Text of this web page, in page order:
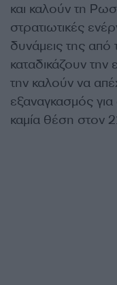
και καλούν τη
στρατιωτικές
δυνάμεις της από
καταδικάζουν
την καλούν να
εξαναγκασμός
καμία θέση στον